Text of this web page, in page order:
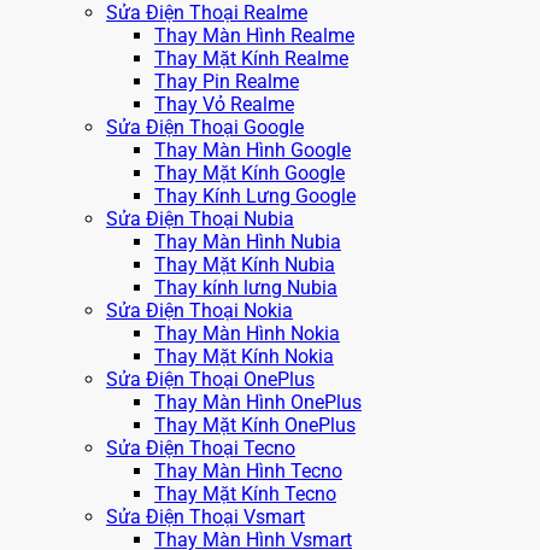
Sửa Điện Thoại Realme
Thay Màn Hình Realme
Thay Mặt Kính Realme
Thay Pin Realme
Thay Vỏ Realme
Sửa Điện Thoại Google
Thay Màn Hình Google
Thay Mặt Kính Google
Thay Kính Lưng Google
Sửa Điện Thoại Nubia
Thay Màn Hình Nubia
Thay Mặt Kính Nubia
Thay kính lưng Nubia
Sửa Điện Thoại Nokia
Thay Màn Hình Nokia
Thay Mặt Kính Nokia
Sửa Điện Thoại OnePlus
Thay Màn Hình OnePlus
Thay Mặt Kính OnePlus
Sửa Điện Thoại Tecno
Thay Màn Hình Tecno
Thay Mặt Kính Tecno
Sửa Điện Thoại Vsmart
Thay Màn Hình Vsmart